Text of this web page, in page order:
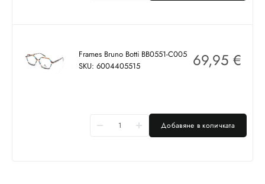
Frames Bruno Botti BB0551-C005
SKU: 6004405515
69,95 €
Добавяне в количката